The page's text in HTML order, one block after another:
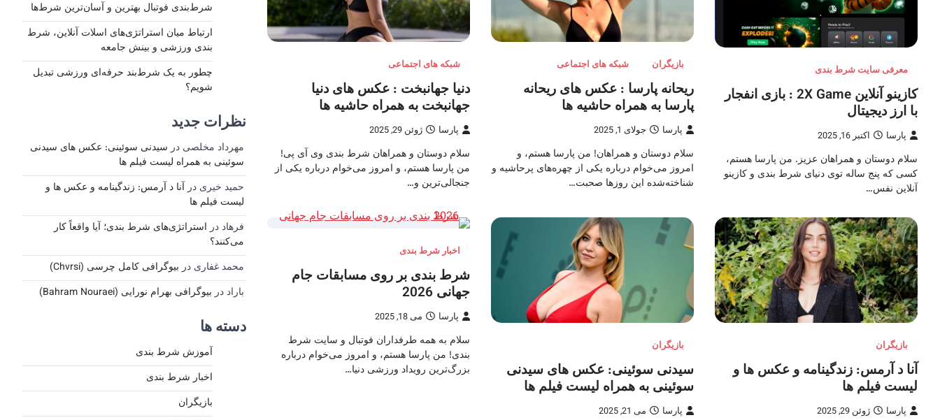
معرفی سایت شرط بندی
کازینو آنلاین 2X Game : بازی انفجار
با ارز دیجیتال
پارسا اکتبر 16, 2025
سلام دوستان و همراهان عزیز. من پارسا هستم،
کسی که پنج ساله توی دنیای شرط بندی و کازینو
آنلاین نفس…
بازیگران شبکه های اجتماعی
ریحانه پارسا : عکس های ریحانه
پارسا به همراه حاشیه ها
پارسا جولای 1, 2025
سلام دوستان و همراهان! من پارسا هستم، و
امروز می‌خوام درباره یکی از چهره‌های پرحاشیه و
شناخته‌شده این روزها صحبت…
شبکه های اجتماعی
دنیا جهانبخت : عکس های دنیا
جهانبخت به همراه حاشیه ها
پارسا ژوئن 29, 2025
سلام دوستان و همراهان شرط بندی وی آی پی!
من پارسا هستم، و امروز می‌خوام درباره یکی از
جنجالی‌ترین و…
بازیگران
آنا د آرمس: زندگینامه و عکس ها و
لیست فیلم ها
پارسا ژوئن 29, 2025
بازیگران
سیدنی سوئینی: عکس های سیدنی
سوئینی به همراه لیست فیلم ها
پارسا می 21, 2025
اخبار شرط بندی
شرط بندی بر روی مسابقات جام
جهانی 2026
پارسا می 18, 2025
سلام به همه طرفداران فوتبال و سایت شرط
بندی! من پارسا هستم، و امروز می‌خوام درباره
بزرگ‌ترین رویداد ورزشی دنیا…
شرط‌بندی فوتبال بهترین و آسان‌ترین شرط‌ها
ارتباط میان استراتژی‌های اسلات آنلاین، شرط‌
بندی ورزشی و بینش جامعه
چطور به یک شرط‌بند حرفه‌ای ورزشی تبدیل
شویم؟
نظرات جدید
مهرداد مخلصی درسیدنی سوئینی: عکس های سیدنی
سوئینی به همراه لیست فیلم ها
حمید خیری درآنا د آرمس: زندگینامه و عکس ها و
لیست فیلم ها
فرهاددراستراتژی‌های شرط بندی؛ آیا واقعاً کار
می‌کنند؟
محمد غفاری دربیوگرافی کامل چرسی (Chvrsi)
باراددربیوگرافی بهرام نورایی (Bahram Nouraei)
دسته ها
آموزش شرط بندی
اخبار شرط بندی
بازیگران